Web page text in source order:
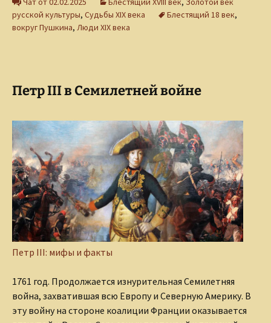
русской культуры, Судьбы XIX века Блестящий 18 век,
вокруг Пушкина, Люди XIX века
Петр III в Семилетней войне
Петр III: мифы и факты
1761 год. Продолжается изнурительная Семилетняя
война, захватившая всю Европу и Северную Америку. В
эту войну на стороне коалиции Франции оказывается